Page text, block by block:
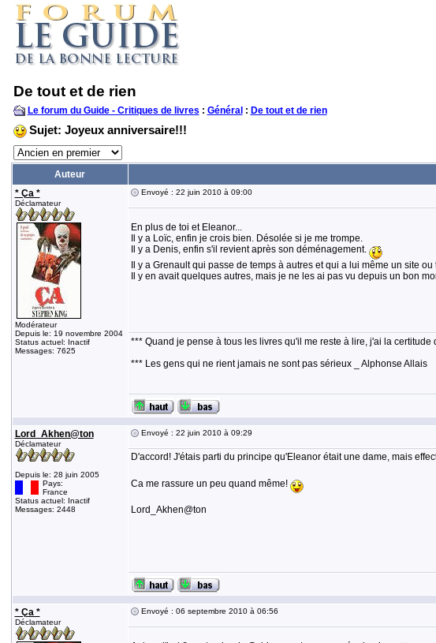
De tout et de rien
Le forum du Guide - Critiques de livres : Général : De tout et de rien
Sujet: Joyeux anniversaire!!!
Auteur
* Ça *
Déclamateur
Modérateur
Depuis le: 19 novembre 2004
Status actuel: Inactif
Messages: 7625
Envoyé : 22 juin 2010 à 09:00
En plus de toi et Eleanor...
Il y a Loïc, enfin je crois bien. Désolée si je me trompe.
Il y a Denis, enfin s'il revient après son déménagement.
Il y a Grenault qui passe de temps à autres et qui a lui même un site ou
Il y en avait quelques autres, mais je ne les ai pas vu depuis un bon
*** Quand je pense à tous les livres qu'il me reste à lire, j'ai la certitude
*** Les gens qui ne rient jamais ne sont pas sérieux _ Alphonse Allais
Lord_Akhen@ton
Déclamateur
Depuis le: 28 juin 2005
Pays:
France
Status actuel: Inactif
Messages: 2448
Envoyé : 22 juin 2010 à 09:29
D'accord! J'étais parti du principe qu'Eleanor était une dame, mais
Ca me rassure un peu quand même!
Lord_Akhen@ton
* Ça *
Déclamateur
Envoyé : 06 septembre 2010 à 06:56